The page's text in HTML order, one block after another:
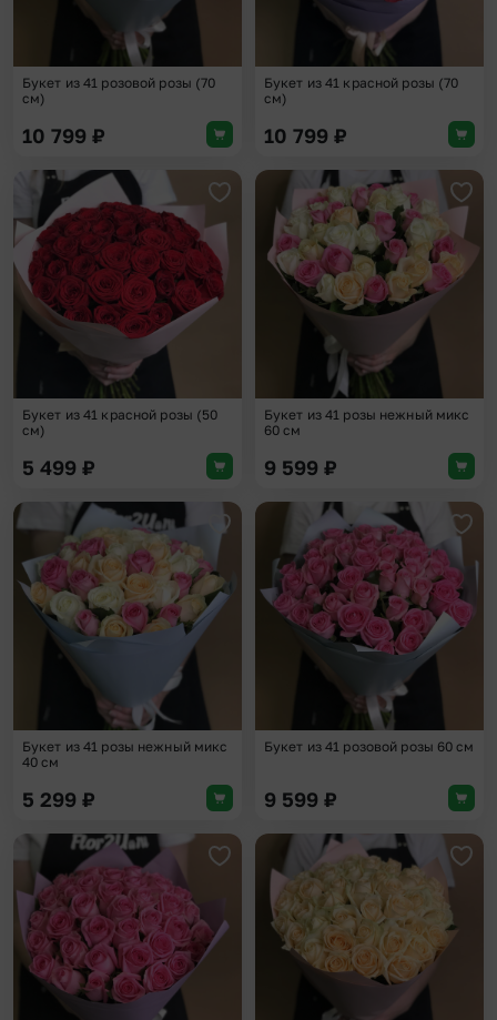
Букет из 41 розовой розы (70
см)
10 799 ₽
Букет из 41 красной розы (70
см)
10 799 ₽
Добавить в избранное
Букет из 41 красной розы (50
см)
5 499 ₽
Букет из 41 розы нежный микс
60 см
9 599 ₽
Добавить в избранное
Букет из 41 розы нежный микс
40 см
5 299 ₽
Букет из 41 розовой розы 60 см
9 599 ₽
Добавить в избранное